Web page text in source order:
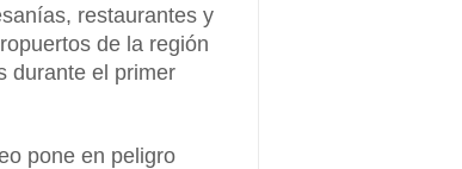
restaurantes y
de la región
durante el primer
pone en peligro